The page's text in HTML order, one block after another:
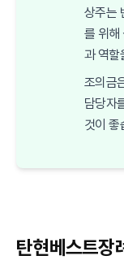
상주는
를 위해
과 역할
조의금
담당자
것이 좋
탄현베스트장